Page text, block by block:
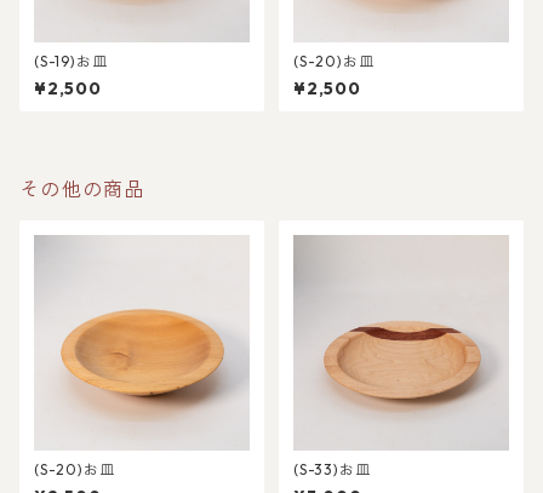
(S-19)お皿
¥2,500
(S-20)お皿
¥2,500
その他の商品
(S-20)お皿 (S-33)お皿